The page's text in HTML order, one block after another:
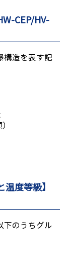
CEP/HV-
構造を表す記
度等級】
下のうちグル